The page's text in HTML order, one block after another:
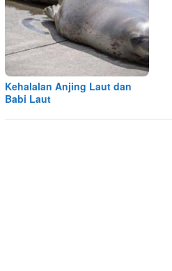
Kehalalan Anjing Laut dan
Babi Laut